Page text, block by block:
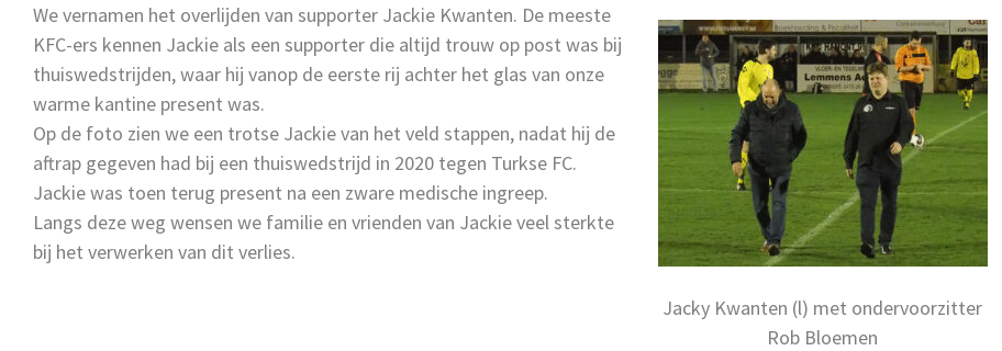
Jacky Kwanten (l) met ondervoorzitter
Rob Bloemen
We vernamen het overlijden van supporter Jackie Kwanten. De meeste
KFC-ers kennen Jackie als een supporter die altijd trouw op post was bij
thuiswedstrijden, waar hij vanop de eerste rij achter het glas van onze
warme kantine present was.
Op de foto zien we een trotse Jackie van het veld stappen, nadat hij de
aftrap gegeven had bij een thuiswedstrijd in 2020 tegen Turkse FC.
Jackie was toen terug present na een zware medische ingreep.
Langs deze weg wensen we familie en vrienden van Jackie veel sterkte
bij het verwerken van dit verlies.